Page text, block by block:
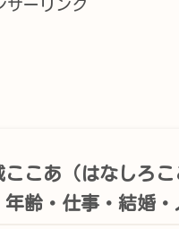
サーリンク
ここあ（はなしろ
年齢・仕事・結婚